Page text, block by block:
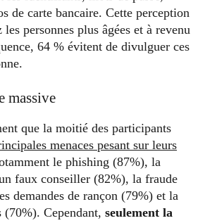
de carte bancaire. Cette perception
personnes plus âgées et à revenu
64 % évitent de divulguer ces
massive
que la moitié des participants
menaces pesant sur leurs
le phishing (87%), la
faux conseiller (82%), la fraude
demandes de rançon (79%) et la
(70%). Cependant, seulement la